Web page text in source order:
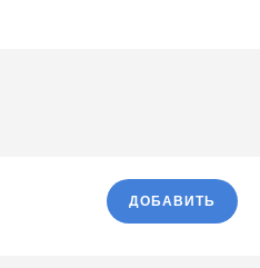
ДОБАВИТЬ